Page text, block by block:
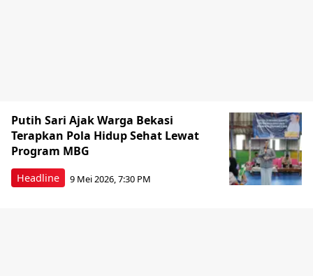
Headline
Putih Sari Ajak Warga Bekasi
Terapkan Pola Hidup Sehat Lewat
Program MBG
9 Mei 2026, 7:30 PM